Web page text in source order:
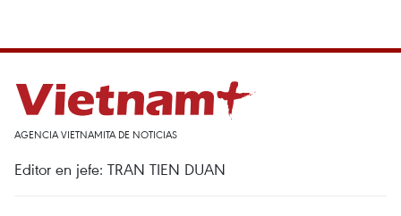
AGENCIA VIETNAMITA DE NOTICIAS
Editor en jefe: TRAN TIEN DUAN